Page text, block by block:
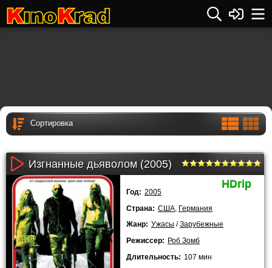
Изгнанные дьяволом (2005)
HDrip
Год: 2005
Страна: США Германия
Жанр: Ужасы /Зарубежные
Режиссер: Роб Зомб
Длительность: 107 мин